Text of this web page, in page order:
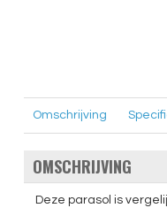
Omschrijving
OMSCHRIJVING
Deze parasol is